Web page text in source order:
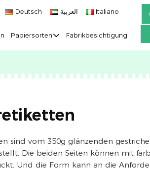
Deutsch العربية Italiano
Papiersorten Fabrikbesichtigung
sind vom 350g glänzenden
Die beiden Seiten können mit
Und die Form kann an die